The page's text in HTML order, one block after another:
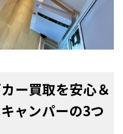
ー買取を安心＆
ャンパーの3つ